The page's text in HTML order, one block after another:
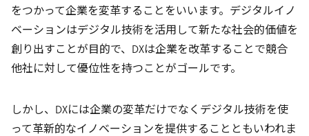
をつかって企業を変革することをいいます。デジタルイノ
ベーションはデジタル技術を活用して新たな社会的価値を
創り出すことが目的で、DXは企業を改革することで競合
他社に対して優位性を持つことがゴールです。
しかし、DXには企業の変革だけでなくデジタル技術を使
って革新的なイノベーションを提供することともいわれま